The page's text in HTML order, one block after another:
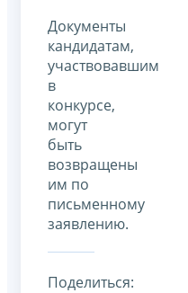
Документы
кандидатам,
участвовавшим
в
конкурсе,
могут
быть
возвращены
им по
письменному
заявлению.
Поделиться: